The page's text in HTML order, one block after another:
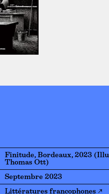
Finitude, Bordeaux, 2023
Thomas Ott)
Septembre 2023
Littératures francophones ↗